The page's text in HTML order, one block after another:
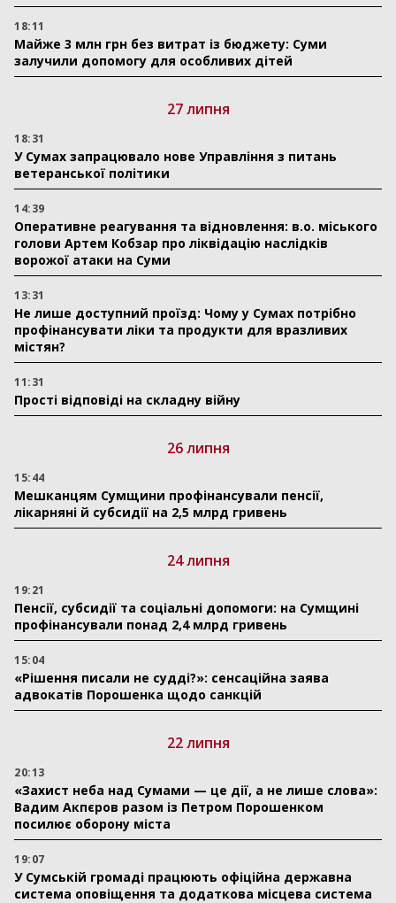
18:11
Майже 3 млн грн без витрат із бюджету: Суми
залучили допомогу для особливих дітей
27 липня
18:31
У Сумах запрацювало нове Управління з питань
ветеранської політики
14:39
Оперативне реагування та відновлення: в.о. міського
голови Артем Кобзар про ліквідацію наслідків
ворожої атаки на Суми
13:31
Не лише доступний проїзд: Чому у Сумах потрібно
профінансувати ліки та продукти для вразливих
містян?
11:31
Прості відповіді на складну війну
26 липня
15:44
Мешканцям Сумщини профінансували пенсії,
лікарняні й субсидії на 2,5 млрд гривень
24 липня
19:21
Пенсії, субсидії та соціальні допомоги: на Сумщині
профінансували понад 2,4 млрд гривень
15:04
«Рішення писали не судді?»: сенсаційна заява
адвокатів Порошенка щодо санкцій
22 липня
20:13
«Захист неба над Сумами — це дії, а не лише слова»:
Вадим Акпєров разом із Петром Порошенком
посилює оборону міста
19:07
У Сумській громаді працюють офіційна державна
система оповіщення та додаткова місцева система